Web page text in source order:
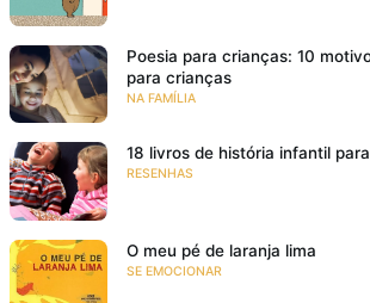
Poesia para crianças: 10
para crianças
NA FAMÍLIA
18 livros de história infantil
RESENHAS
O meu pé de laranja lima
SE EMOCIONAR